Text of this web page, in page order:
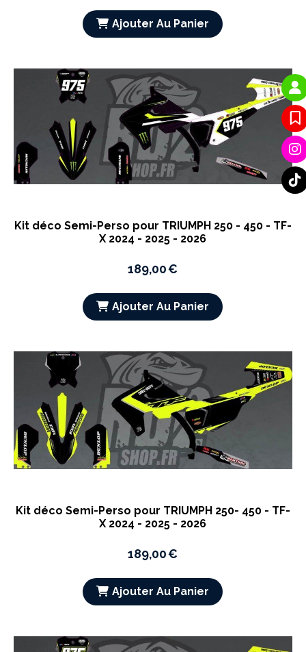
Ajouter Au Panier
Kit déco Semi-Perso pour TRIUMPH 250 - 450 - TF-
X 2024 - 2025 - 2026
189,00€
Ajouter Au Panier
Kit déco Semi-Perso pour TRIUMPH 250- 450 - TF-
X 2024 - 2025 - 2026
189,00€
Ajouter Au Panier